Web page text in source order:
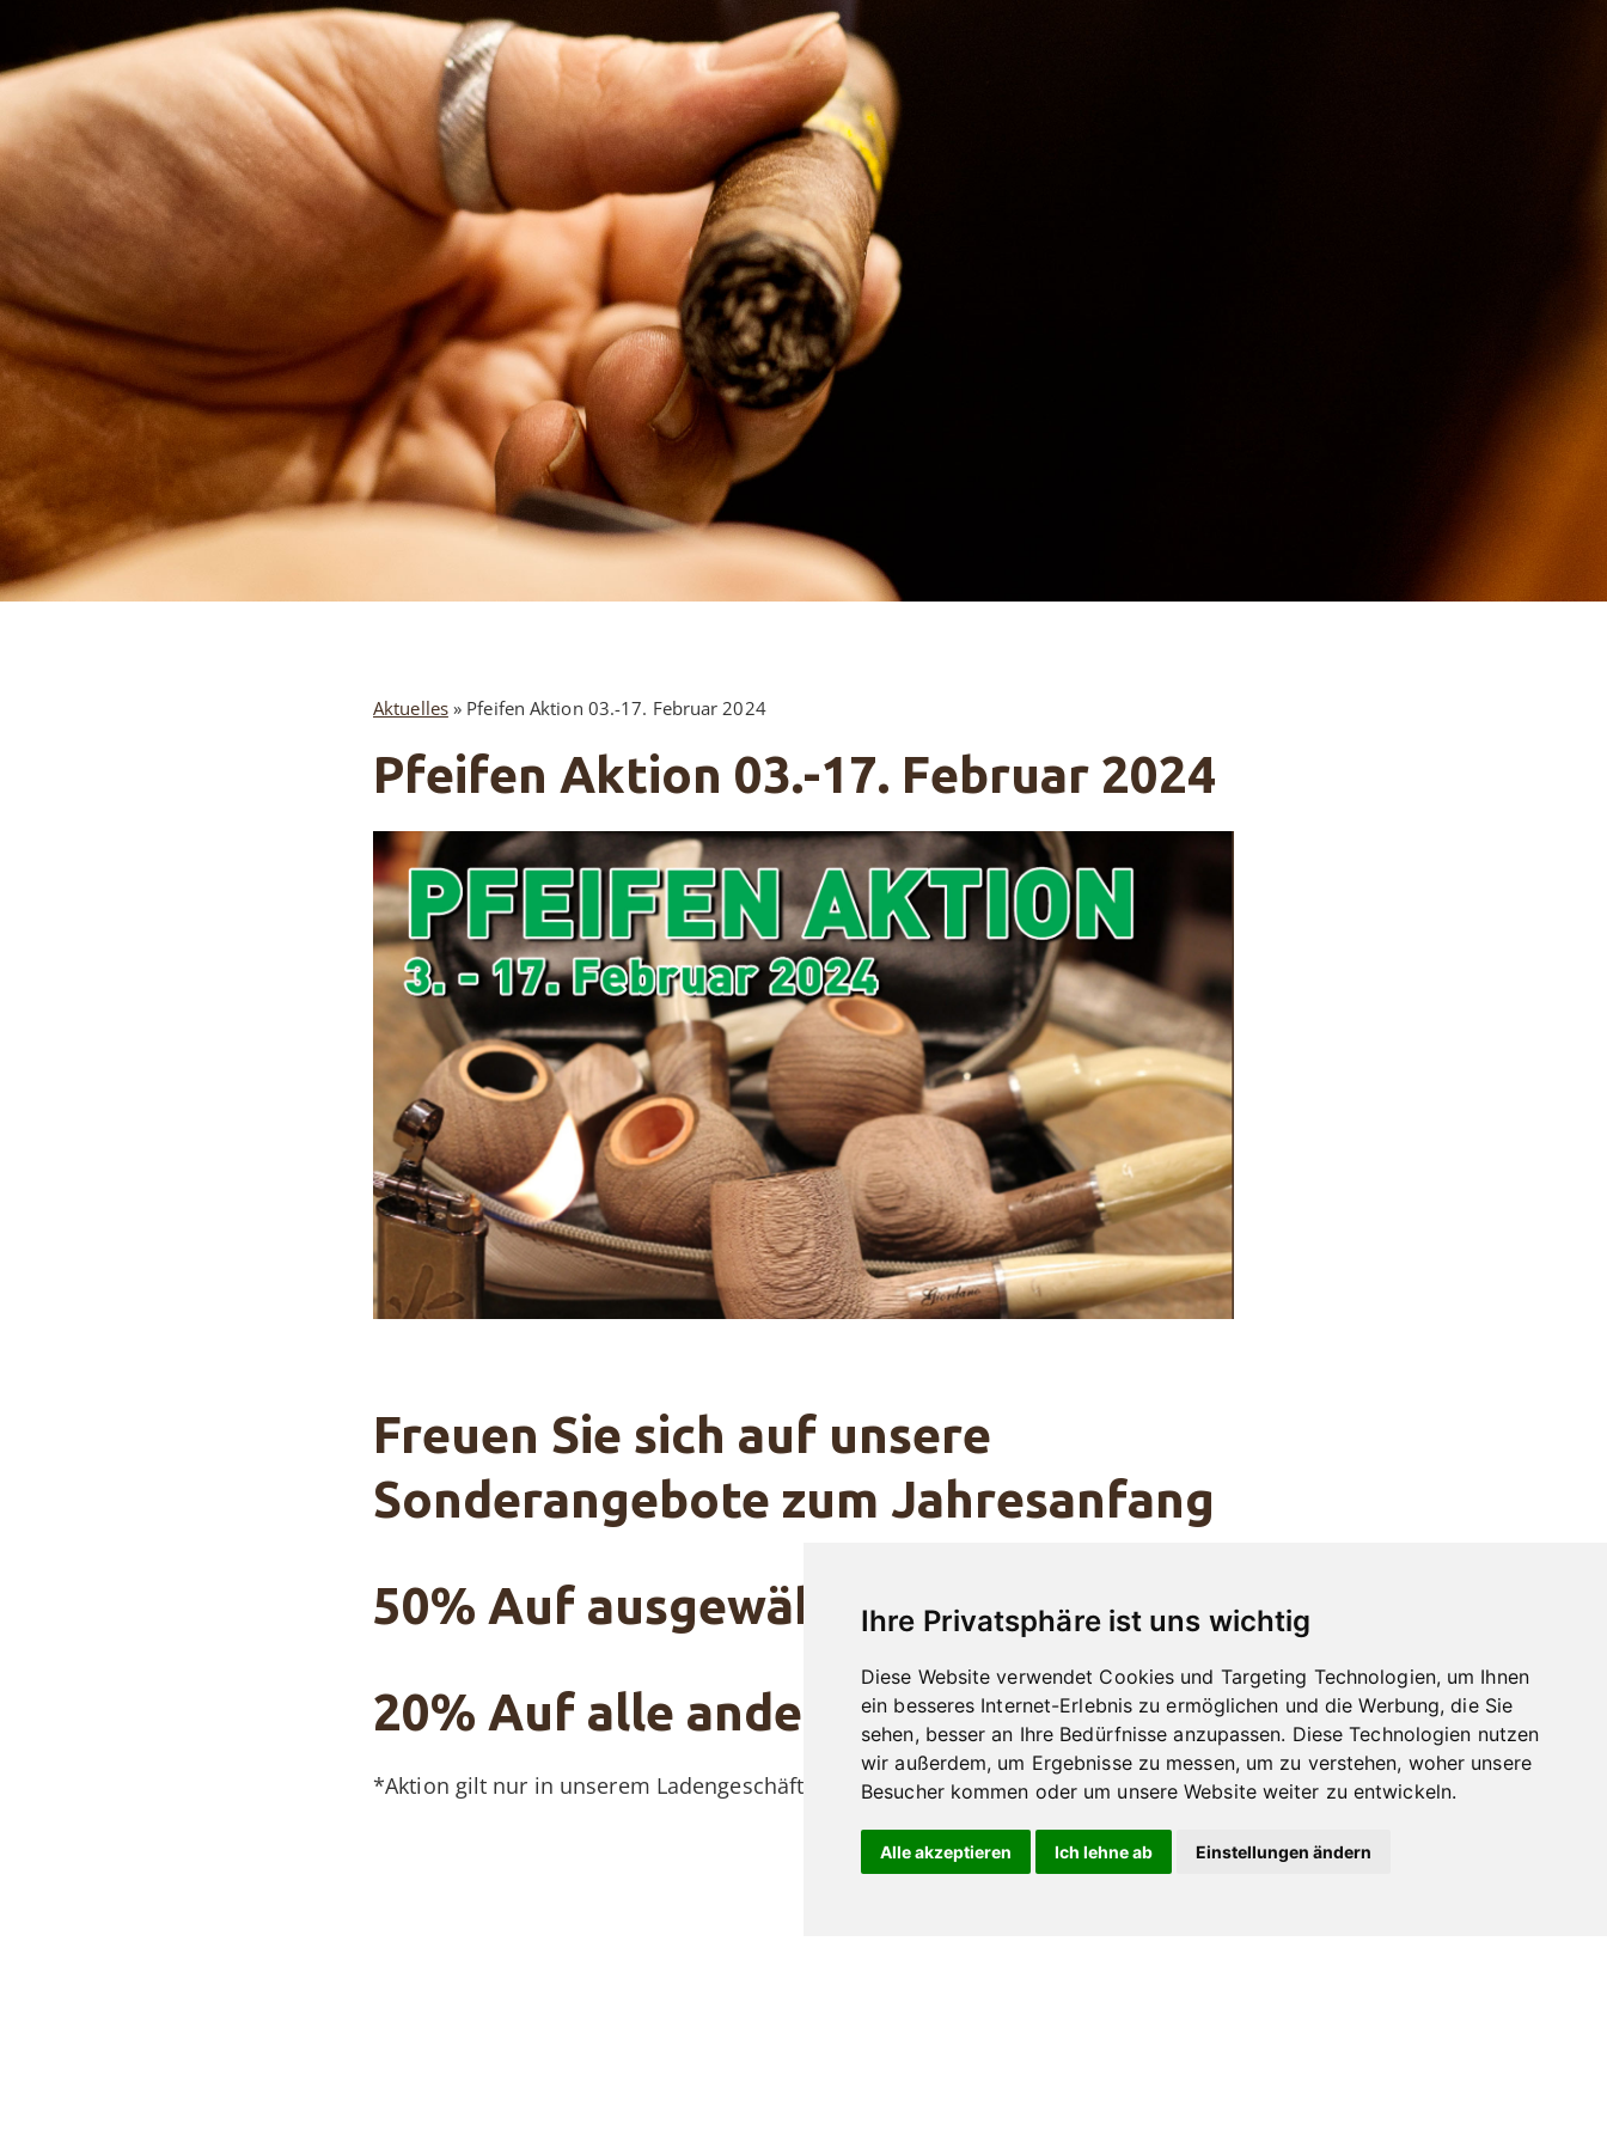
Ihre Privatsphäre ist uns wichtig
Diese Website verwendet Cookies und Targeting Technologien, um Ihnen
ein besseres Internet-Erlebnis zu ermöglichen und die Werbung, die Sie
sehen, besser an Ihre Bedürfnisse anzupassen. Diese Technologien nutzen
wir außerdem, um Ergebnisse zu messen, um zu verstehen, woher unsere
Besucher kommen oder um unsere Website weiter zu entwickeln.
Alle akzeptieren Ich lehne ab Einstellungen ändern
Aktuelles» Pfeifen Aktion 03.-17. Februar 2024
Pfeifen Aktion 03.-17. Februar 2024
Freuen Sie sich auf unsere
Sonderangebote zum Jahresanfang
50% Auf ausgewählte Modelle
20% Auf alle anderen Pfeifen*
*Aktion gilt nur in unserem Ladengeschäft & nicht für unsere Eigenmarken